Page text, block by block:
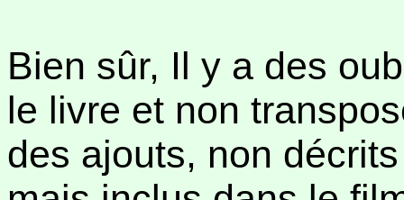
Bien sûr, Il y a des
le livre et non
des ajouts, non